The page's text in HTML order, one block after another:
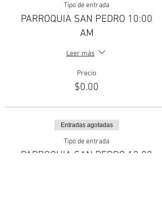
Tipo de entrada
PARROQUIA SAN PEDRO 10:00
AM
Leer más
Precio
$0.00
Entradas agotadas
Tipo de entrada
PARROQUIA SAN PEDRO 12:00